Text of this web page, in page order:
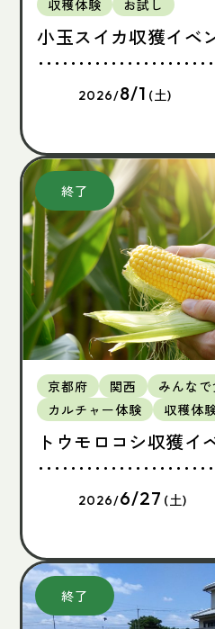
収穫体験
お試し
小玉スイカ収獲イベ
2026/8/1 (土)
京都府 関西
みんなで
カルチャー体験
収穫体
トウモロコシ収獲イ
2026/6/27 (土)